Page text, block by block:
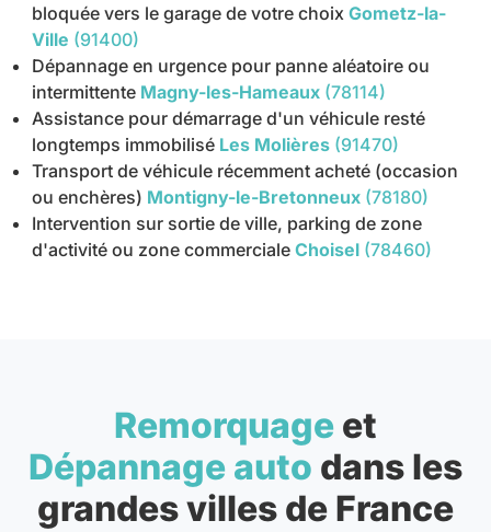
bloquée vers le garage de votre choix Gometz-la-
Ville (91400)
Dépannage en urgence pour panne aléatoire ou
intermittente Magny-les-Hameaux (78114)
Assistance pour démarrage d'un véhicule resté
longtemps immobilisé Les Molières (91470)
Transport de véhicule récemment acheté (occasion
ou enchères) Montigny-le-Bretonneux (78180)
Intervention sur sortie de ville, parking de zone
d'activité ou zone commerciale Choisel (78460)
Remorquage et
Dépannage auto dans les
grandes villes de France